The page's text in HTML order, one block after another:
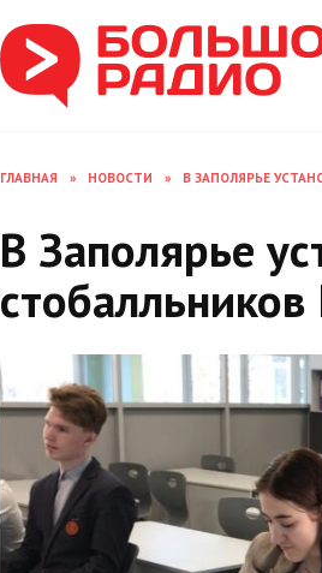
ГЛАВНАЯ » НОВОСТИ » В ЗАПОЛЯРЬЕ
В Заполярье
стобалльников